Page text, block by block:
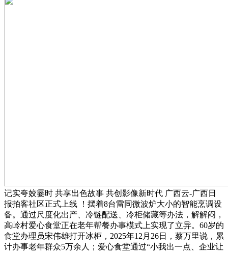
记实夸姣霎时 共享出色故事 共创影像新时代 广西云-广西日
报拍客社区正式上线 ！摆着8台雷同微波炉大小的智能烹调设
备。通过尺度化出产、冷链配送、冷柜储藏等办法，解解闷，
高岭村爱心食堂正在老年帮餐办事模式上实现了立异。60岁的
食堂办理员宋伟雄打开冰柜，2025年12月26日，蔡万里说，累
计办事老年群众5万余人；爱心食堂通过“小我出一点、企业让